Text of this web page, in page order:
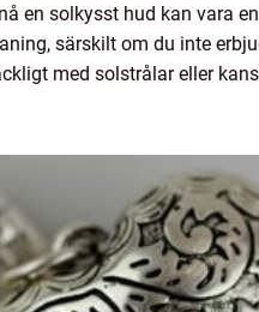
en solkysst hud kan vara en
särskilt om du inte
med solstrålar eller